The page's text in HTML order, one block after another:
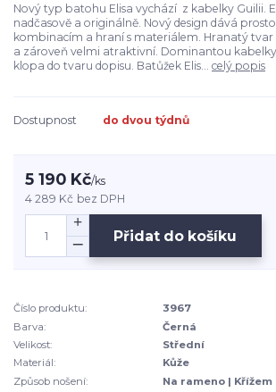
Nový typ batohu Elisa vychází z kabelky Guilii.
nadčasově a originálně. Nový design dává
kombinacím a hraní s materiálem. Hranatý
a zároveň velmi atraktivní. Dominantou
klopa do tvaru dopisu. Batůžek Elis... celý popis
Dostupnost do dvou týdnů
5 190 Kč/ks
4 289 Kč bez DPH
Přidat do košíku
Číslo produktu:
3967
Barva:
Černá
Velikost:
Střední
Materiál:
Kůže
Způsob nošení:
Na rameno | Křížem